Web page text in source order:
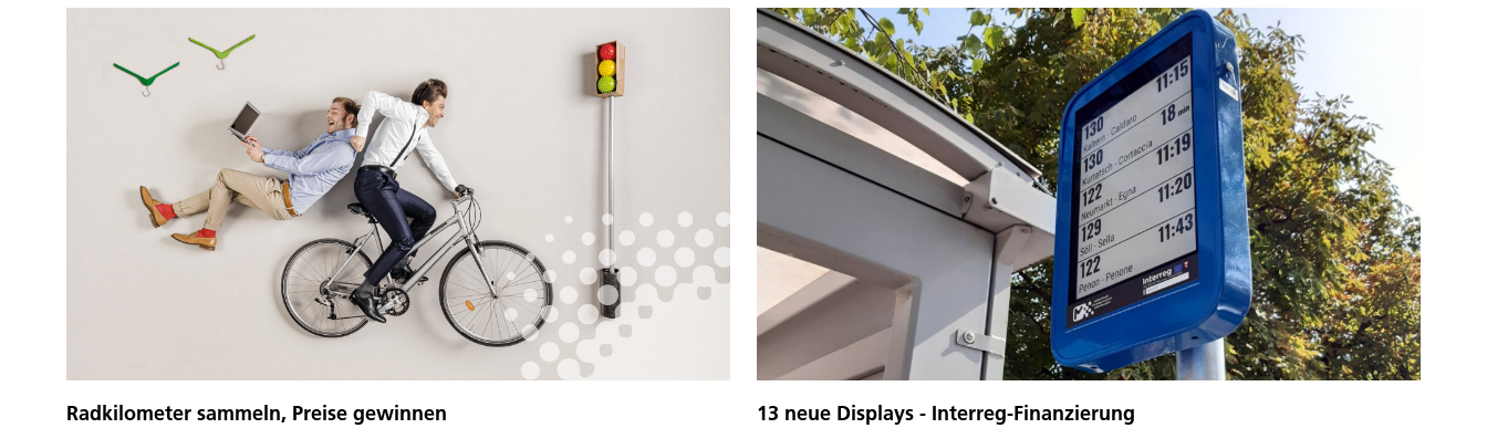
Radkilometer sammeln, Preise gewinnen
13 neue Displays - Interreg-Finanzierung